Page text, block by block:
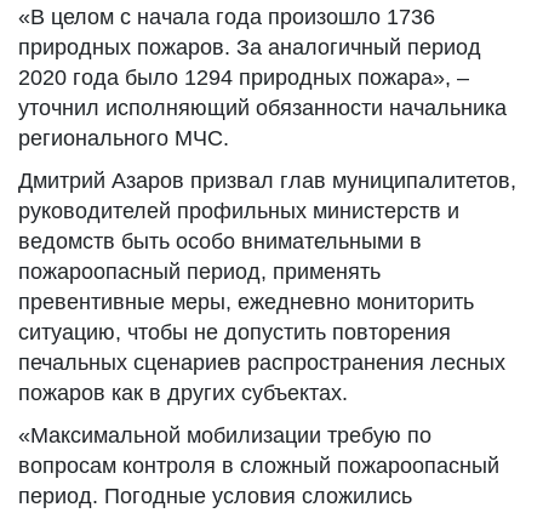
«В целом с начала года произошло 1736
природных пожаров. За аналогичный период
2020 года было 1294 природных пожара», –
уточнил исполняющий обязанности начальника
регионального МЧС.
Дмитрий Азаров призвал глав муниципалитетов,
руководителей профильных министерств и
ведомств быть особо внимательными в
пожароопасный период, применять
превентивные меры, ежедневно мониторить
ситуацию, чтобы не допустить повторения
печальных сценариев распространения лесных
пожаров как в других субъектах.
«Максимальной мобилизации требую по
вопросам контроля в сложный пожароопасный
период. Погодные условия сложились